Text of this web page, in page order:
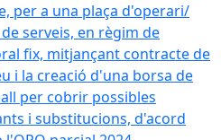
per a una plaça d'operari/
serveis, en règim de
fix, mitjançant contracte de
i la creació d'una borsa de
per cobrir possibles
i substitucions, d'acord